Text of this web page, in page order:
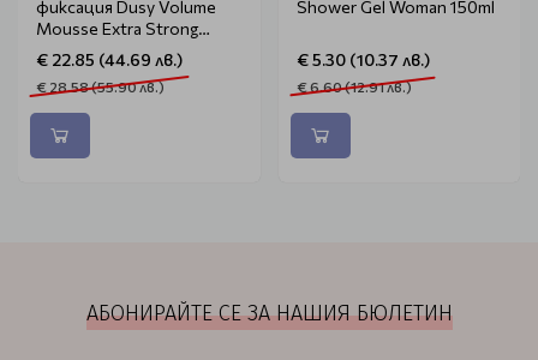
фиксация Dusy Volume
Mousse Extra Strong
400ml
€ 22.85 (44.69 лв.)
€ 28.58 (55.90 лв.)
Shower Gel Woman 150ml
€ 5.30 (10.37 лв.)
€ 6.60 (12.91 лв.)
АБОНИРАЙТЕ СЕ ЗА НАШИЯ БЮЛЕТИН